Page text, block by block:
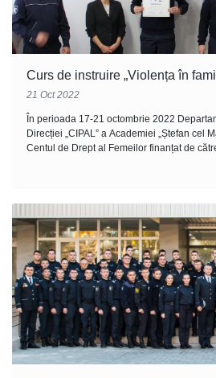
Curs de instruire „Violența în
21 Oct 2022
În perioada 17-21 octombrie 2022
Direcției „CIPAL” a Academiei „Ștefan cel
Centul de Drept al Femeilor finanțat de